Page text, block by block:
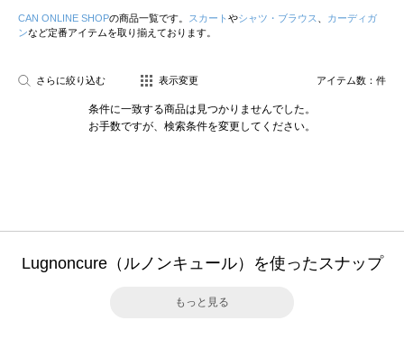
CAN ONLINE SHOPの商品一覧です。 スカート やシャツ・ブラウス
カーディガ
ンなど定番アイテムを取り揃えております。
さらに絞り込む 表示変更 アイテム数： 件
条件に一致する商品は見つかりませんでした。
お手数ですが、検索条件を変更してください。
Lugnoncure（ルノンキュール）を使ったスナップ
もっと見る